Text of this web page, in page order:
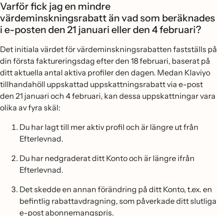
Varför fick jag en mindre
värdeminskningsrabatt än vad som beräknades
i e-posten den 21 januari eller den 4 februari?
Det initiala värdet för värdeminskningsrabatten fastställs på
din första faktureringsdag efter den 18 februari, baserat på
ditt aktuella antal aktiva profiler den dagen. Medan Klaviyo
tillhandahöll uppskattad uppskattningsrabatt via e-post
den 21 januari och 4 februari, kan dessa uppskattningar vara
olika av fyra skäl:
Du har lagt till mer aktiv profil och är längre ut från
Efterlevnad.
Du har nedgraderat ditt Konto och är längre ifrån
Efterlevnad.
Det skedde en annan förändring på ditt Konto, t.ex. en
befintlig rabattavdragning, som påverkade ditt slutliga
e-post abonnemangspris.